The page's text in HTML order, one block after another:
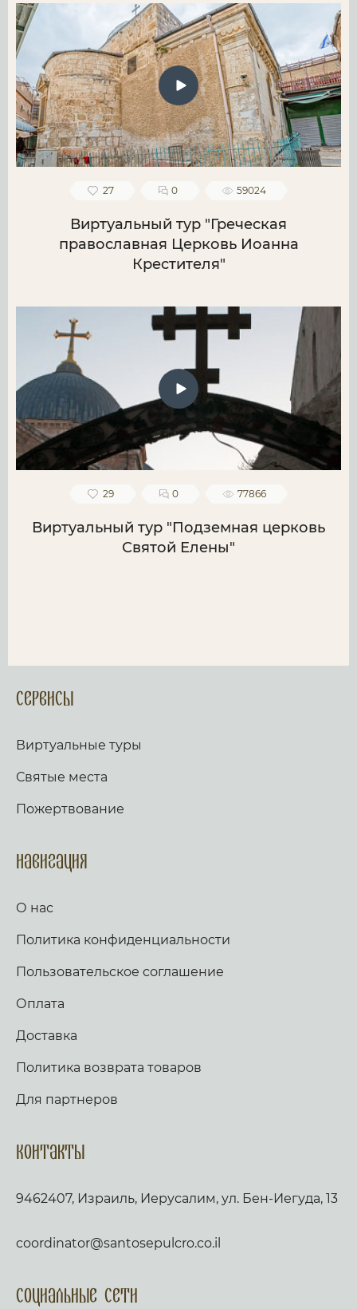
27 0 59024
Виртуальный тур "Греческая
православная Церковь Иоанна
Крестителя"
29 0 77866
Виртуальный тур "Подземная церковь
Святой Елены"
Сервисы
Виртуальные туры
Святые места
Пожертвование
Навигация
О нас
Политика конфиденциальности
Пользовательское соглашение
Оплата
Доставка
Политика возврата товаров
Для партнеров
Контакты
9462407, Израиль, Иерусалим, ул. Бен-Иегуда, 13
coordinator@santosepulcro.co.il
Социальные сети